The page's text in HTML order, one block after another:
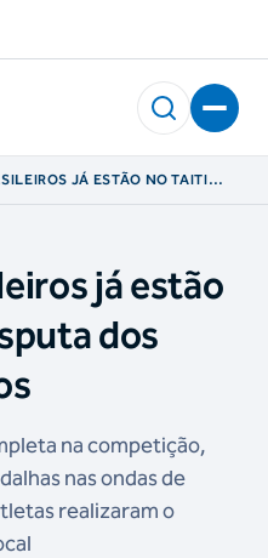
JÁ ESTÃO NO TAITI
já estão
dos
na competição,
nas ondas de
realizaram o